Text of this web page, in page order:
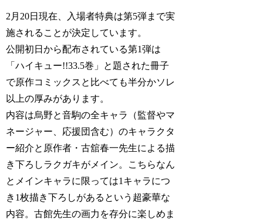
2月20日現在、入場者特典は第5弾まで実
施されることが決定しています。
公開初日から配布されている第1弾は
「ハイキュー!!33.5巻」と題された冊子
で原作コミックスと比べても半分かソレ
以上の厚みがあります。
内容は烏野と音駒の全キャラ（監督やマ
ネージャー、応援団含む）のキャラクタ
ー紹介と原作者・古舘春一先生による描
き下ろしラクガキがメイン。こちらなん
とメインキャラに限っては1キャラにつ
き1枚描き下ろしがあるという超豪華な
内容。古館先生の画力を存分に楽しめま